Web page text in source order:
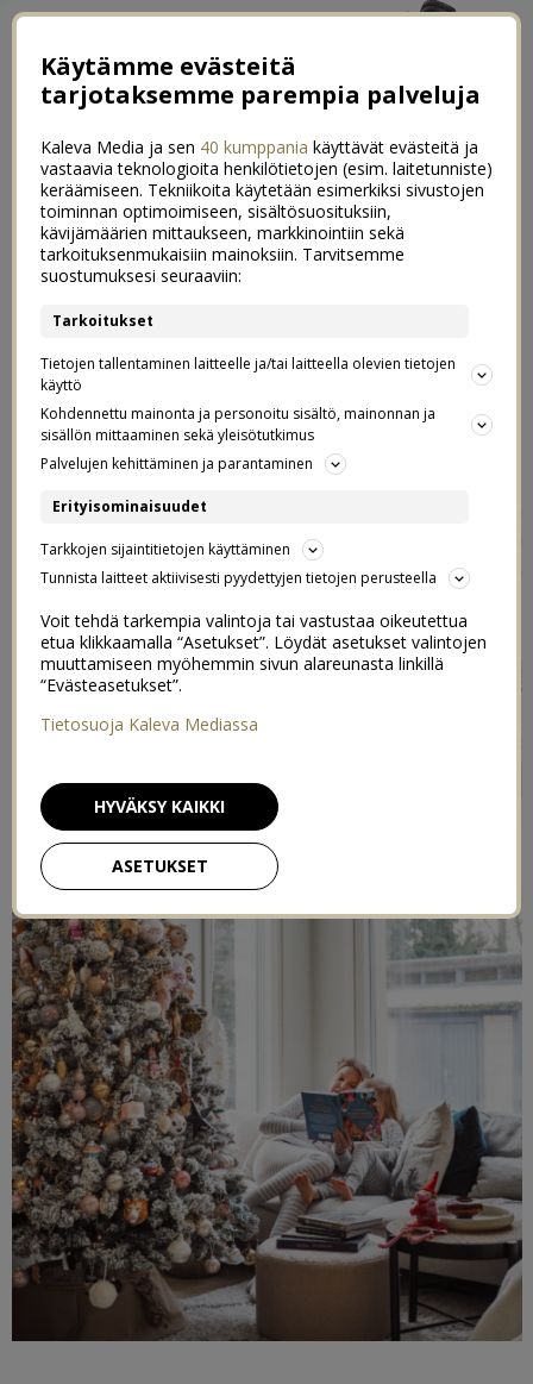
Ihanimmat joululahjakirjat lapsille
Kaupallinen yhteistyö:Tammi
Kirjalahjat ovat aina ihania ja tärkeitä paketteja. Itse
annan mielelläni kirjoja lapsille ja kummilapsille
joululahjaksi, koska lukemaan ei voi kannustaa liikaa.
Avaintekijä lukemisen pariin houkuttelemisessa on
tietysti kiinnostavat ja mielekkäät kirjat. Usein lapsi
innostuu helposti kirjasta, jos siinä seikkailee oma
Käytämme evästeitä
tarjotaksemme parempia palveluja
Kaleva Media ja sen 40 kumppania käyttävät evästeitä ja
vastaavia teknologioita henkilötietojen (esim. laitetunniste)
keräämiseen. Tekniikoita käytetään esimerkiksi sivustojen
toiminnan optimoimiseen, sisältösuosituksiin,
kävijämäärien mittaukseen, markkinointiin sekä
tarkoituksenmukaisiin mainoksiin. Tarvitsemme
suostumuksesi seuraaviin:
Tarkoitukset
Tietojen tallentaminen laitteelle ja/tai laitteella olevien tietojen
käyttö
Kohdennettu mainonta ja personoitu sisältö, mainonnan ja
sisällön mittaaminen sekä yleisötutkimus
Palvelujen kehittäminen ja parantaminen
Erityisominaisuudet
Tarkkojen sijaintitietojen käyttäminen
Tunnista laitteet aktiivisesti pyydettyjen tietojen perusteella
Voit tehdä tarkempia valintoja tai vastustaa oikeutettua
etua klikkaamalla “Asetukset”. Löydät asetukset valintojen
muuttamiseen myöhemmin sivun alareunasta linkillä
“Evästeasetukset”.
Tietosuoja Kaleva Mediassa
ASETUKSET
HYVÄKSY KAIKKI